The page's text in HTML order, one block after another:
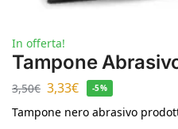
In offerta!
Tampone
3,50€ 3,33€ -5%
Tampone nero abrasivo